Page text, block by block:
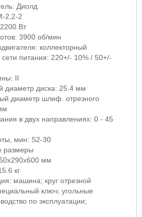
Диолд
2,2-2
Вт
3900 об/мин
коллекторный
питания: 220+/- 10% / 50+/-
II
диаметр диска: 25.4 мм
диаметр шлиф. отрезного
в двух направлениях: 0 - 45
мин: S2-30
размеры
мм
кг
машина; круг отрезной
ключ; угольные
по эксплуатации;